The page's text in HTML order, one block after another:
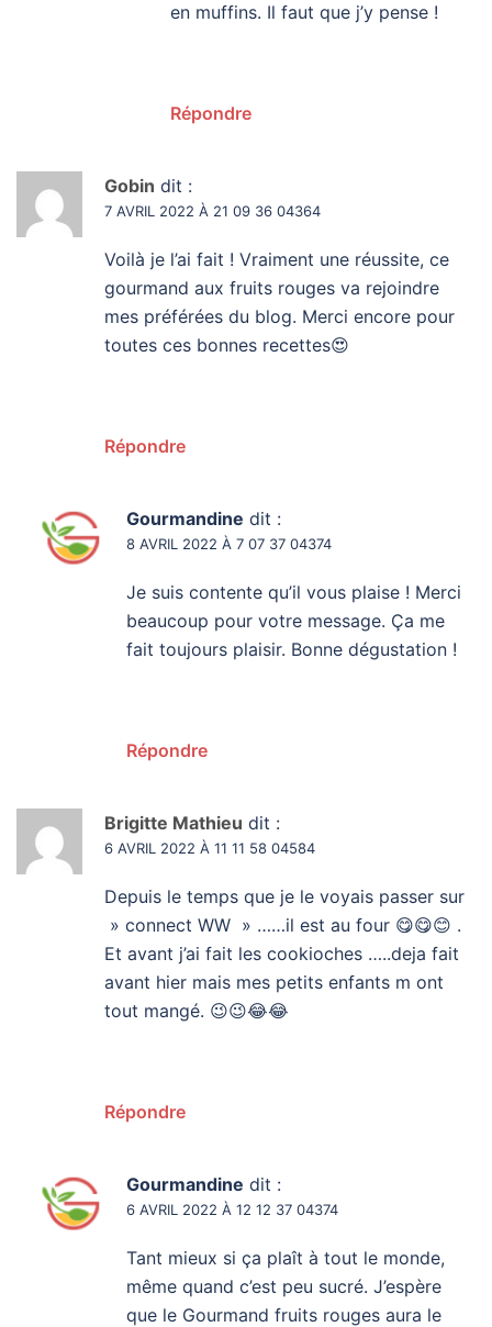
en muffins. Il faut que j’y pense !
Répondre
Gobin dit :
7 AVRIL 2022 À 21 09 36 04364
Voilà je l’ai fait ! Vraiment une réussite, ce
gourmand aux fruits rouges va rejoindre
mes préférées du blog. Merci encore pour
toutes ces bonnes recettes😍
Répondre
Gourmandine dit :
8 AVRIL 2022 À 7 07 37 04374
Je suis contente qu’il vous plaise ! Merci
beaucoup pour votre message. Ça me
fait toujours plaisir. Bonne dégustation !
Répondre
Brigitte Mathieu dit :
6 AVRIL 2022 À 11 11 58 04584
Depuis le temps que je le voyais passer sur
» connect WW » ……il est au four 😋😋😊 .
Et avant j’ai fait les cookioches …..deja fait
avant hier mais mes petits enfants m ont
tout mangé. 😉😉😂😂
Répondre
Gourmandine dit :
6 AVRIL 2022 À 12 12 37 04374
Tant mieux si ça plaît à tout le monde,
même quand c’est peu sucré. J’espère
que le Gourmand fruits rouges aura le